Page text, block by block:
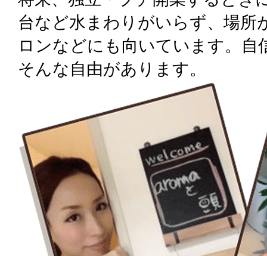
台など水まわりがいらず、場所
ロンなどにも向いています。自
そんな自由があります。